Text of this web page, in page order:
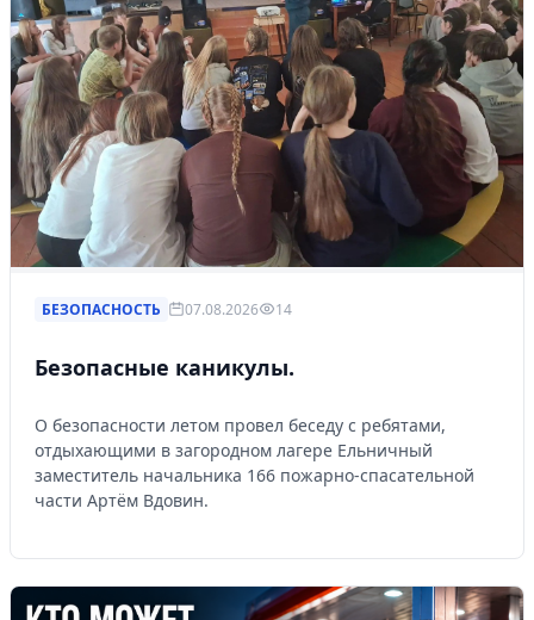
БЕЗОПАСНОСТЬ 07.08.2026 14
Безопасные каникулы.
О безопасности летом провел беседу с ребятами,
отдыхающими в загородном лагере Ельничный
заместитель начальника 166 пожарно-спасательной
части Артём Вдовин.